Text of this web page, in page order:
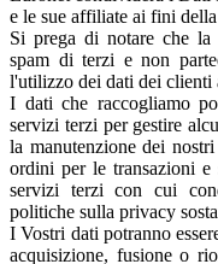
e le sue affiliate ai fini
Si prega di notare che
spam di terzi e non
l'utilizzo dei dati dei clienti
I dati che raccogliamo
servizi terzi per gestire
la manutenzione dei
ordini per le transazioni
servizi terzi con cui
politiche sulla privacy
I Vostri dati potranno
acquisizione, fusione o